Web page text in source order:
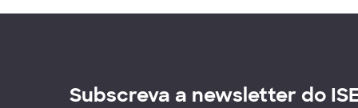
Subscreva a newsletter do